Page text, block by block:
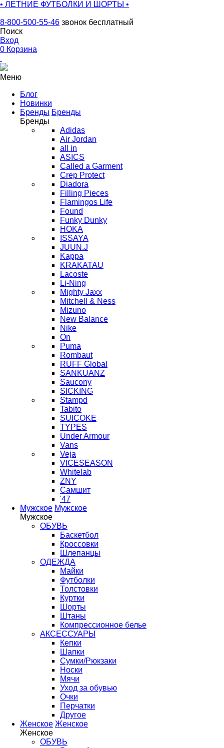
• ЛЕТНИЕ ФУТБОЛКИ И ШОРТЫ •
8-800-500-55-46 звонок бесплатный
Поиск
Вход
0 Корзина
Меню
Блог
Новинки
Бренды Бренды
Бренды
Adidas
Air Jordan
all in
ASICS
Called a Garment
Crep Protect
Diadora
Filling Pieces
Flamingos Life
Found
Funky Dunky
HOKA
ISSAYA
JUUN.J
Kappa
KRAKATAU
Lacoste
Li-Ning
Mighty Jaxx
Mitchell & Ness
Mizuno
New Balance
Nike
On
Puma
Rombaut
RUFF Global
SANKUANZ
Saucony
SICKING
Stampd
Tabito
SUICOKE
TYPES
Under Armour
Vans
Veja
VICESEASON
Whitelab
ZNY
Самшит
'47
Мужское Мужское
Мужское
ОБУВЬ
Баскетбол
Кроссовки
Шлепанцы
ОДЕЖДА
Майки
Футболки
Толстовки
Куртки
Шорты
Штаны
Компрессионное белье
АКСЕССУАРЫ
Кепки
Шапки
Сумки/Рюкзаки
Носки
Мячи
Уход за обувью
Очки
Перчатки
Другое
Женское Женское
Женское
ОБУВЬ